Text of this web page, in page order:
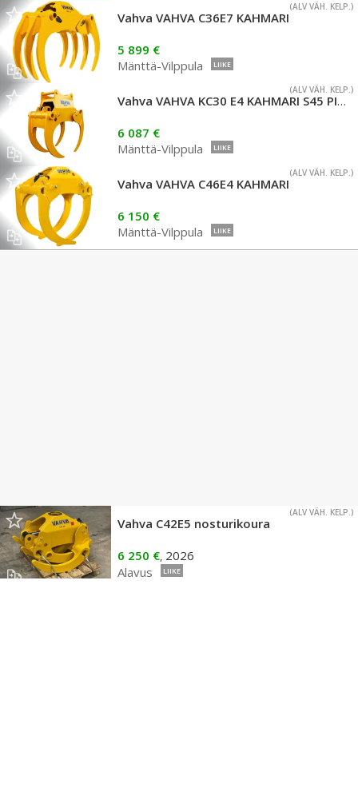
(ALV VÄH. KELP.)
Vahva VAHVA C36E7 KAHMARI
5 899 €
Mänttä-Vilppula
LIIKE
(ALV VÄH. KELP.)
Vahva VAHVA KC30 E4 KAHMARI S45 PIKAKIINNIKKEELLÄ
6 087 €
Mänttä-Vilppula
LIIKE
(ALV VÄH. KELP.)
Vahva VAHVA C46E4 KAHMARI
6 150 €
Mänttä-Vilppula
LIIKE
(ALV VÄH. KELP.)
Vahva C42E5 nosturikoura
6 250 €, 2026
Alavus
LIIKE